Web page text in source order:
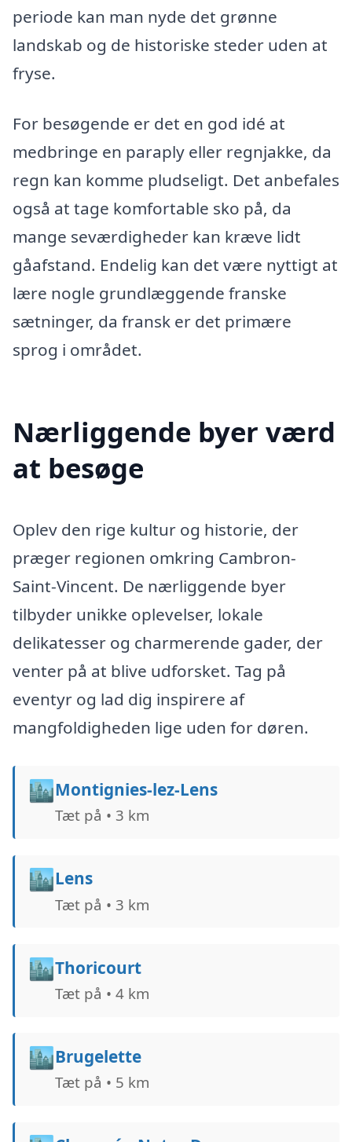
periode kan man nyde det grønne
landskab og de historiske steder uden at
fryse.
For besøgende er det en god idé at
medbringe en paraply eller regnjakke, da
regn kan komme pludseligt. Det anbefales
også at tage komfortable sko på, da
mange seværdigheder kan kræve lidt
gåafstand. Endelig kan det være nyttigt at
lære nogle grundlæggende franske
sætninger, da fransk er det primære
sprog i området.
Nærliggende byer værd
at besøge
Oplev den rige kultur og historie, der
præger regionen omkring Cambron-
Saint-Vincent. De nærliggende byer
tilbyder unikke oplevelser, lokale
delikatesser og charmerende gader, der
venter på at blive udforsket. Tag på
eventyr og lad dig inspirere af
mangfoldigheden lige uden for døren.
🏙️Montignies-lez-Lens
Tæt på • 3 km
🏙️Lens
Tæt på • 3 km
🏙️Thoricourt
Tæt på • 4 km
🏙️Brugelette
Tæt på • 5 km